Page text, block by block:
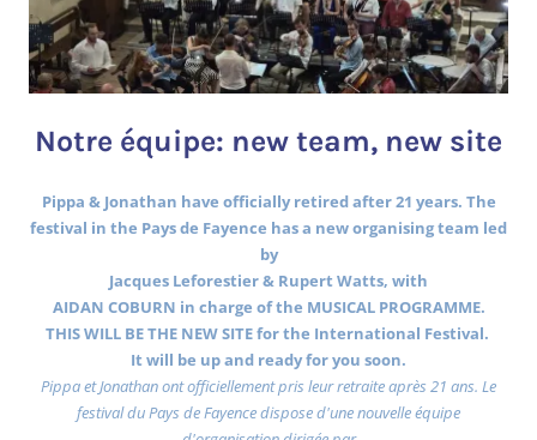
Notre équipe: new team, new site
Pippa & Jonathan have officially retired after 21 years. The
festival in the Pays de Fayence has a new organising team led
by
Jacques Leforestier & Rupert Watts, with
AIDAN COBURN in charge of the MUSICAL PROGRAMME.
THIS WILL BE THE NEW SITE for the International Festival.
It will be up and ready for you soon.
Pippa et Jonathan ont officiellement pris leur retraite après 21 ans. Le
festival du Pays de Fayence dispose d'une nouvelle équipe